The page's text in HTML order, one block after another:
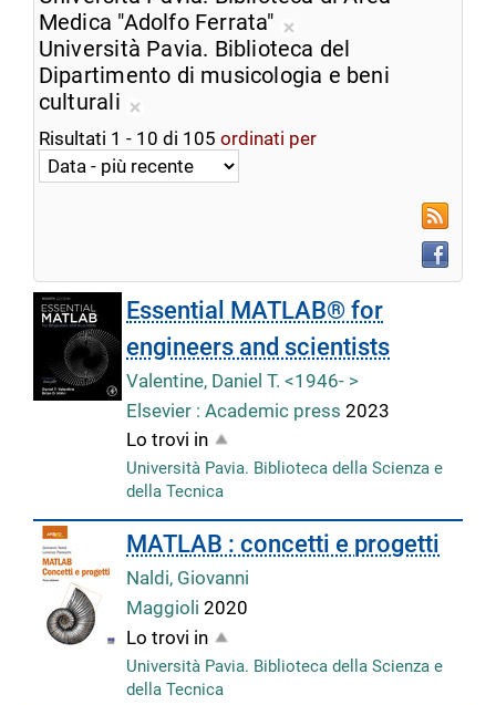
corrente
dalla
ricerca
corrente
Medica "Adolfo Ferrata"
Rimuovi
dalla
Università Pavia. Biblioteca del
Dipartimento di musicologia e beni
culturali
Rimuovi
dalla
ricerca
Risultati 1 - 10 di 105 ordinati per
RSS
Essential MATLAB® for
engineers and scientists
Valentine, Daniel T. <1946- >
Elsevier : Academic press2023
Lo trovi in
Università Pavia. Biblioteca della Scienza e
della Tecnica
MATLAB : concetti e progetti
Naldi, Giovanni
Maggioli2020
Lo trovi in
Università Pavia. Biblioteca della Scienza e
della Tecnica